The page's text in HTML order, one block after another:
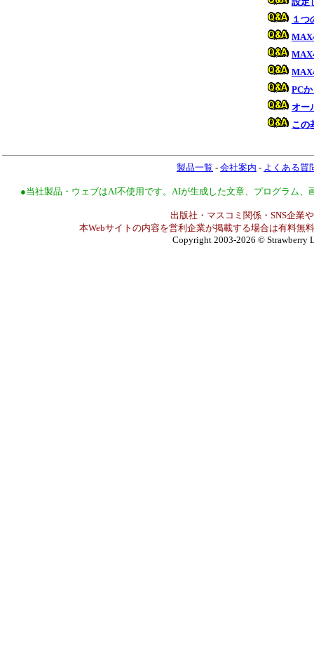
１つ
PC
オー
この
製品一覧 - 会社案内 - よくある質
●当社製品・ウェブはAI不使用です。AIが生成した文章、プログラム
出版社・マスコミ関係・SNS企業
本Webサイトの内容を営利企業が掲載する場合は有料無
Copyright 2003-2026 © Strawberry